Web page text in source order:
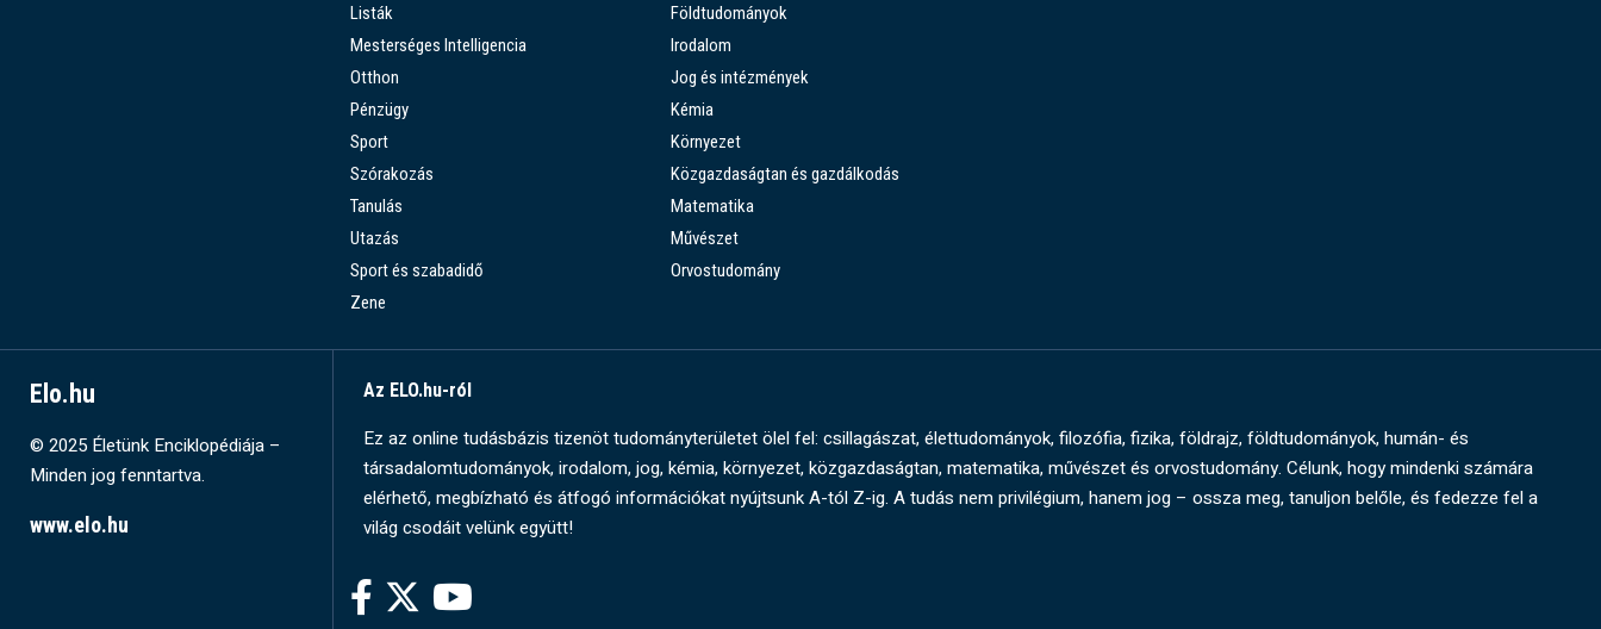
Listák
Mesterséges Intelligencia
Otthon
Pénzügy
Sport
Szórakozás
Tanulás
Utazás
Sport és szabadidő
Zene
Földtudományok
Irodalom
Jog és intézmények
Kémia
Környezet
Közgazdaságtan és gazdálkodás
Matematika
Művészet
Orvostudomány
Elo.hu
© 2025 Életünk Enciklopédiája –
Minden jog fenntartva.
www.elo.hu
Az ELO.hu-ról
Ez az online tudásbázis tizenöt tudományterületet ölel fel: csillagászat, élettudományok, filozófia, fizika, földrajz, földtudományok, humán- és
társadalomtudományok, irodalom, jog, kémia, környezet, közgazdaságtan, matematika, művészet és orvostudomány. Célunk, hogy mindenki számára
elérhető, megbízható és átfogó információkat nyújtsunk A-tól Z-ig. A tudás nem privilégium, hanem jog – ossza meg, tanuljon belőle, és fedezze fel a
világ csodáit velünk együtt!